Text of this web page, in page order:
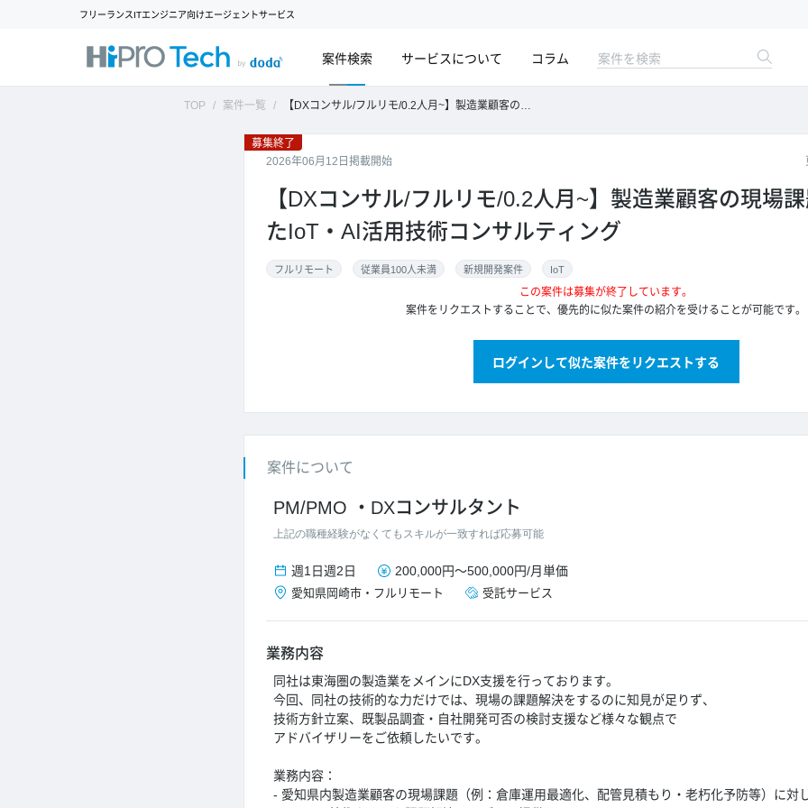
フリーランスITエンジニア向けエージェントサービス
案件検索 サービスについて コラム
TOP 案件一覧 【DXコンサル/フルリモ/0.2人月~】製造業顧客の現場課題解決に向けたIoT・AI活用技術コンサルティング
募集終了
2026年06月12日掲載開始
【DXコンサル/フルリモ/0.2人月~】製造業顧客の現場
たIoT・AI活用技術コンサルティング
フルリモート 従業員100人未満 新規開発案件 IoT
この案件は募集が終了しています。
案件をリクエストすることで、優先的に似た案件の紹介を受けることが可能です。
ログインして似た案件をリクエストする
案件について
PM/PMO DXコンサルタント
上記の職種経験がなくてもスキルが一致すれば応募可能
週1日週2日 200,000円～500,000円/月単価
愛知県岡崎市 ・ フルリモート 受託サービス
業務内容
同社は東海圏の製造業をメインにDX支援を行っております。
今回、同社の技術的な力だけでは、現場の課題解決をするのに知見が足りず、
技術方針立案、既製品調査・自社開発可否の検討支援など様々な観点で
アドバイザリーをご依頼したいです。
業務内容：
- 愛知県内製造業顧客の現場課題（例：倉庫運用最適化、配管見積もり・老朽化予防等）に対